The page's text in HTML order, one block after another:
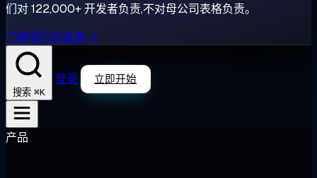
们对 122,000+ 开发者负责,不对母公司表格负责。
了解我们的故事 →
搜索 ⌘K
登录 立即开始
产品